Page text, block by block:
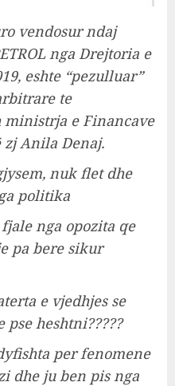
vendosur ndaj
nga Drejtoria e
eshte “pezulluar”
te
e Financave
zj Anila Denaj.
nuk flet dhe
politika
nga opozita qe
pa bere sikur
e vjedhjes se
heshtni?????
per fenomene
dhe ju ben pis nga